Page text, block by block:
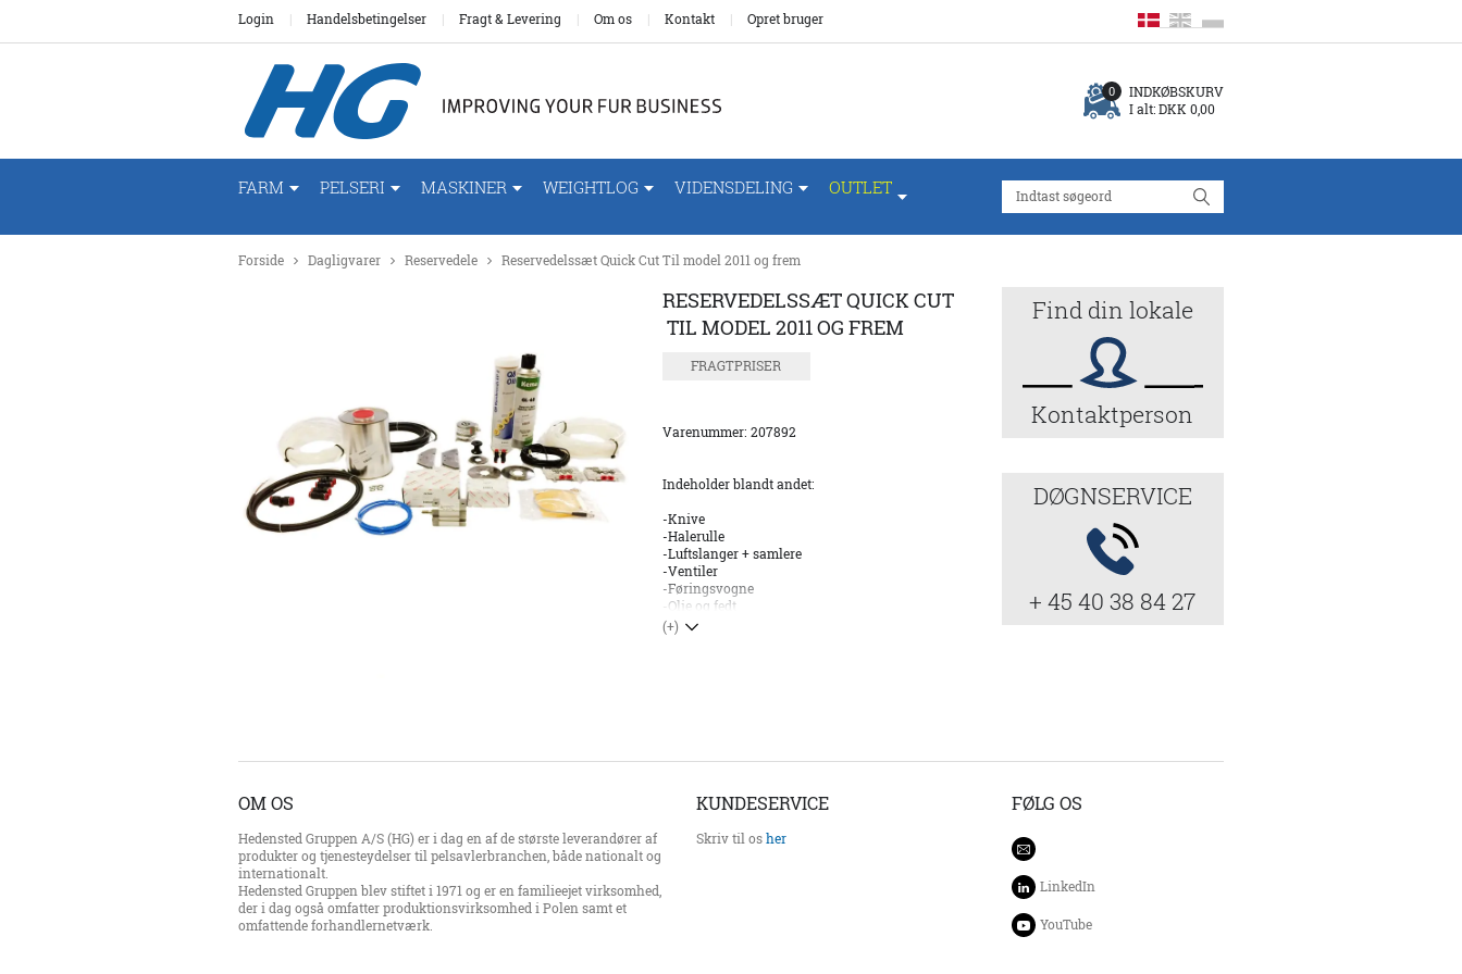
Login Handelsbetingelser Fragt & Levering Om os Kontakt Opret bruger
INDKØBSKURV
0
I alt:DKK 0,00
FARM PELSERI MASKINER WEIGHTLOG VIDENSDELING OUTLET
Forside Dagligvarer Reservedele Reservedelssæt Quick Cut Til model 2011 og frem
RESERVEDELSSÆT QUICK CUT
TIL MODEL 2011 OG FREM
FRAGTPRISER
Varenummer: 207892
Indeholder blandt andet:
-Knive
-Halerulle
-Luftslanger + samlere
-Ventiler
-Føringsvogne
-Olie og fedt
(+)
Find din lokale
Kontaktperson
DØGNSERVICE
+ 45 40 38 84 27
OM OS
Hedensted Gruppen A/S (HG) er i dag en af de største leverandører af
produkter og tjenesteydelser til pelsavlerbranchen, både nationalt og
internationalt.
Hedensted Gruppen blev stiftet i 1971 og er en familieejet virksomhed,
der i dag også omfatter produktionsvirksomhed i Polen samt et
omfattende forhandlernetværk.
KUNDESERVICE
Skriv til osher
FØLG OS
LinkedIn
YouTube